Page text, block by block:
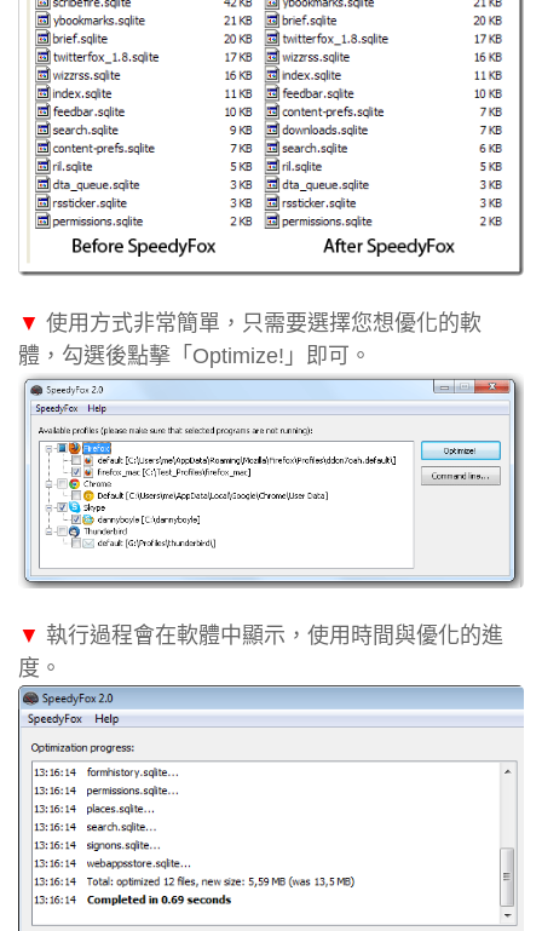
▼ 使用方式非常簡單，只需要選擇您想優化的軟
體，勾選後點擊「Optimize!」即可。
▼ 執行過程會在軟體中顯示，使用時間與優化的進
度。